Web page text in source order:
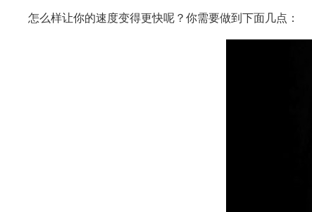
怎么样让你的速度变得更快呢？你需要做到下面几点：